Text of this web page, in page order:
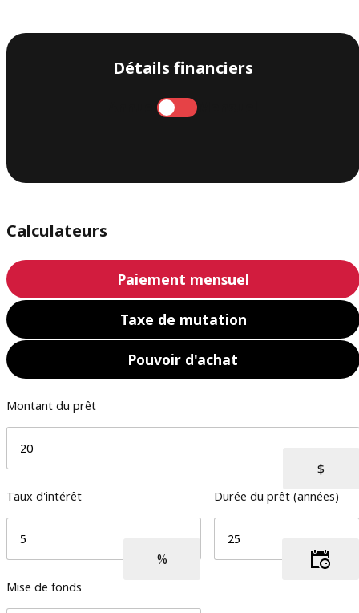
Détails financiers
Calculateurs
Paiement mensuel
Taxe de mutation
Pouvoir d'achat
Montant du prêt
Taux d'intérêt Durée du prêt (années)
Mise de fonds